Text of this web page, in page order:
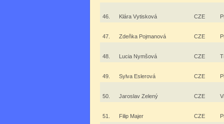
46. Klára Vytisková CZE
47. Zdeňka Pojmanová CZE
48. Lucia Nymšová CZE
49. Sylva Eslerová CZE
50. Jaroslav Zelený CZE
51. Filip Majer CZE